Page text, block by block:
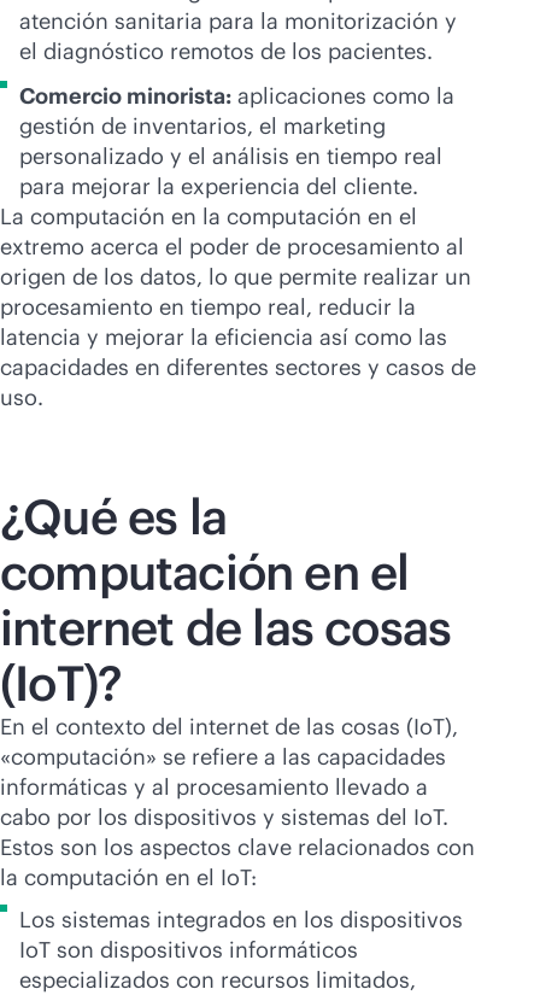
atención sanitaria para la monitorización y
el diagnóstico remotos de los pacientes.
Comercio minorista: aplicaciones como la
gestión de inventarios, el marketing
personalizado y el análisis en tiempo real
para mejorar la experiencia del cliente.
La computación en la computación en el
extremo acerca el poder de procesamiento al
origen de los datos, lo que permite realizar un
procesamiento en tiempo real, reducir la
latencia y mejorar la eficiencia así como las
capacidades en diferentes sectores y casos de
uso.
¿Qué es la
computación en el
internet de las cosas
(IoT)?
En el contexto del internet de las cosas (IoT),
«computación» se refiere a las capacidades
informáticas y al procesamiento llevado a
cabo por los dispositivos y sistemas del IoT.
Estos son los aspectos clave relacionados con
la computación en el IoT:
Los sistemas integrados en los dispositivos
IoT son dispositivos informáticos
especializados con recursos limitados,